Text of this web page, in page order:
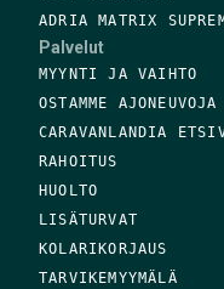
ADRIA MATRIX
Palvelut
MYYNTI JA VAIHTO
OSTAMME AJONEUVOJA
CARAVANLANDIA
RAHOITUS
HUOLTO
LISÄTURVAT
KOLARIKORJAUS
TARVIKEMYYMÄLÄ